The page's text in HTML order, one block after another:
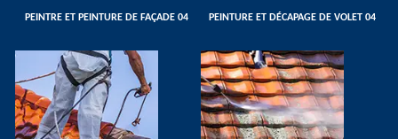
PEINTRE ET PEINTURE DE FAÇADE 04 PEINTURE ET DÉCAPAGE DE VOLET 04